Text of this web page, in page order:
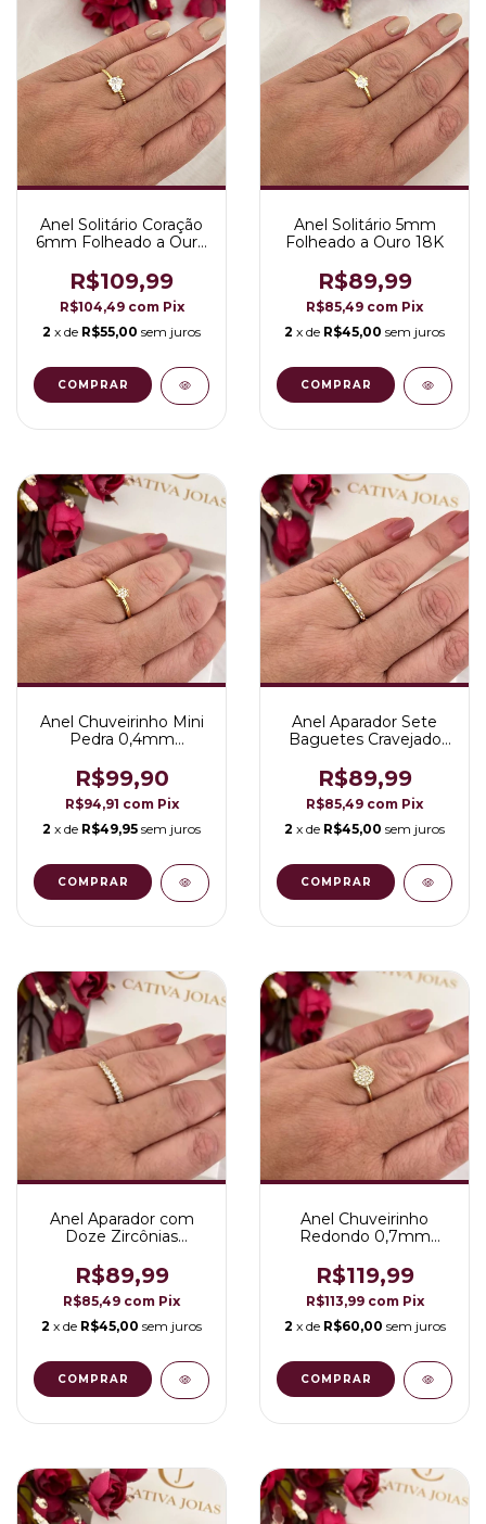
Anel Solitário Coração
6mm Folheado a Ouro
R$109,99
R$104,49 com Pix
2 x de R$55,00 sem juros
COMPRAR
Anel Solitário 5mm
Folheado a Ouro 18K
R$89,99
R$85,49 com Pix
2 x de R$45,00 sem juros
COMPRAR
Anel Chuveirinho Mini
Pedra 0,4mm
R$99,90
R$94,91 com Pix
2 x de R$49,95 sem juros
COMPRAR
Anel Aparador Sete
Baguetes Cravejado
R$89,99
R$85,49 com Pix
2 x de R$45,00 sem juros
COMPRAR
Anel Aparador com
Doze Zircônias
Ouro 18K
R$89,99
R$85,49 com Pix
2 x de R$45,00 sem juros
COMPRAR
Anel Chuveirinho
Redondo 0,7mm
R$119,99
R$113,99 com Pix
2 x de R$60,00 sem juros
COMPRAR